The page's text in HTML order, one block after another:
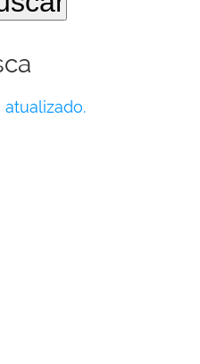
atualizado.